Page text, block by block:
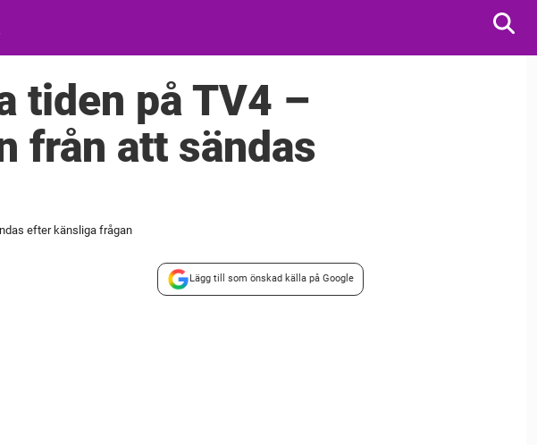
tiden på TV4 –
från att sändas
efter känsliga frågan
Lägg till som önskad källa på Google